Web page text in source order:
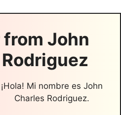
John
¡Hola! Mi nombre es John
Charles Rodriguez.